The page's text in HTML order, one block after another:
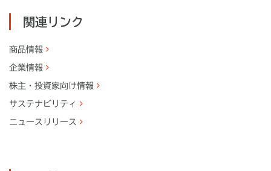
関連リンク
商品情報
企業情報
株主・ 投資家向け情報
サステナビリティ
ニュースリリース